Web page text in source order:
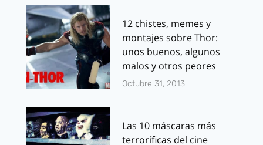
12 chistes, memes y
montajes sobre Thor:
unos buenos, algunos
malos y otros peores
Octubre 31, 2013
Las 10 máscaras más
terroríficas del cine